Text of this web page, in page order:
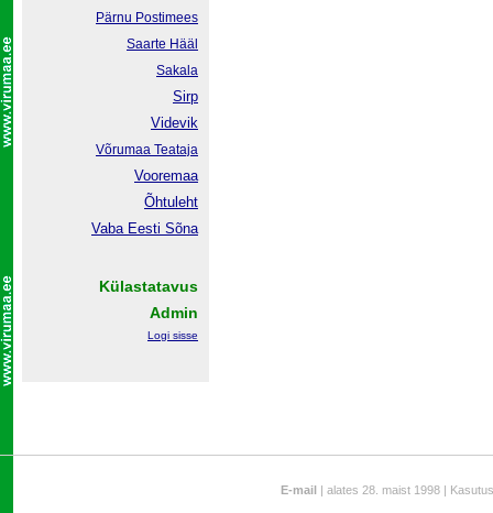
Pärnu Postimees
Saarte Hääl
Sakala
Sirp
Videvik
Võrumaa Teataja
Vooremaa
Õhtuleht
Vaba Eesti Sõna
Külastatavus
Admin
Logi sisse
E-mail | alates 28. maist 1998 |